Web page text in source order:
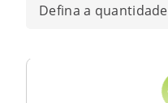
Defina a quantidade